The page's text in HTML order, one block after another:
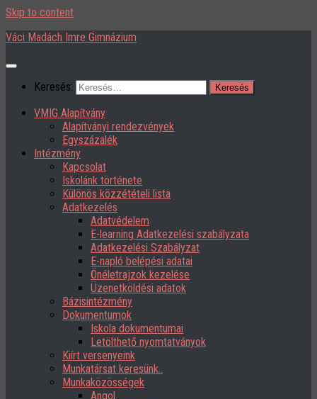
Skip to content
Váci Madách Imre Gimnázium
Keresés:
VMIG Alapítvány
Alapítványi rendezvények
Egyszázalék
Intézmény
Kapcsolat
Iskolánk története
Különös közzétételi lista
Adatkezelés
Adatvédelem
E-learning Adatkezelési szabályzata
Adatkezelési Szabályzat
E-napló belépési adatai
Önéletrajzok kezelése
Üzenetköldési adatok
Bázisintézmény
Dokumentumok
Iskola dokumentumai
Letölthető nyomtatványok
Kiírt versenyeink
Munkatársat keresünk..
Munkaközösségek
Angol